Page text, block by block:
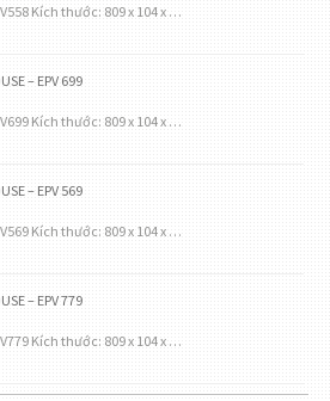
Kích thước: 809 x 104 x …
– EPV 699
Kích thước: 809 x 104 x …
– EPV 569
Kích thước: 809 x 104 x …
– EPV 779
Kích thước: 809 x 104 x …